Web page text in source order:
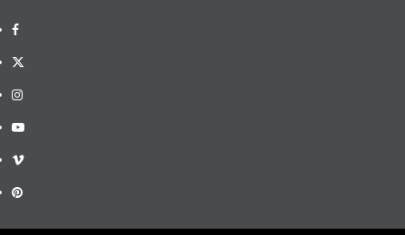
Facebook
X
Instagram
Youtube
Vimeo
Pinterest